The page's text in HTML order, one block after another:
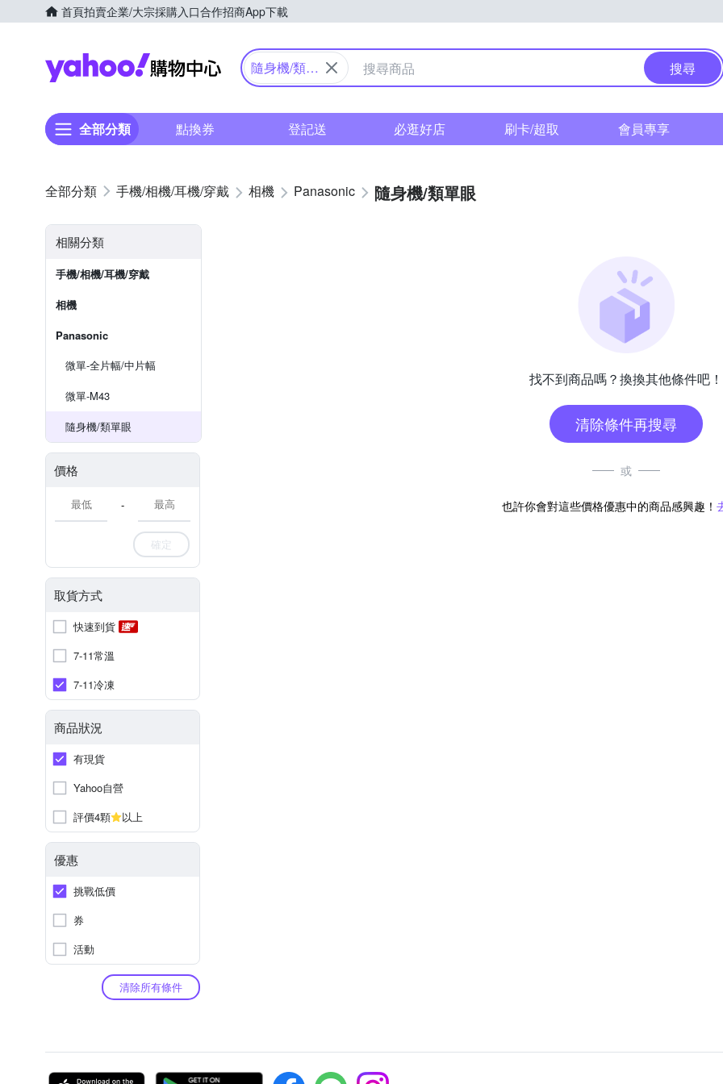
首頁拍賣企業/大宗採購入口合作招商App下載
Yahoo購物中心
隨身機/類單
搜尋
全部分類 點換券 登記送 必逛好店 刷卡/超取 會員專享
手機/相機/耳機/穿戴 相機 Panasonic 隨身機/類單眼
相關分類
手機/相機/耳機/穿戴
相機
Panasonic
微單-全片幅/中片幅
微單-M43
隨身機/類單眼
價格
-
確定
取貨方式
快速到貨
7-11常溫
7-11冷凍
商品狀況
有現貨
Yahoo自營
評價4顆
以上
優惠
挑戰低價
券
活動
清除所有條件
找不到商品嗎？換換其他條件吧！
清除條件再搜尋
或
也許你會對這些價格優惠中的商品感興趣！